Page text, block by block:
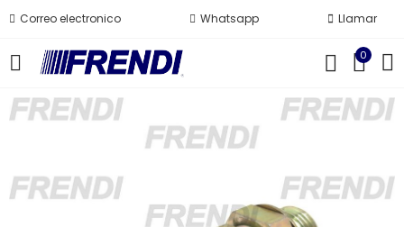
Correo electronico Whatsapp Llamar
0